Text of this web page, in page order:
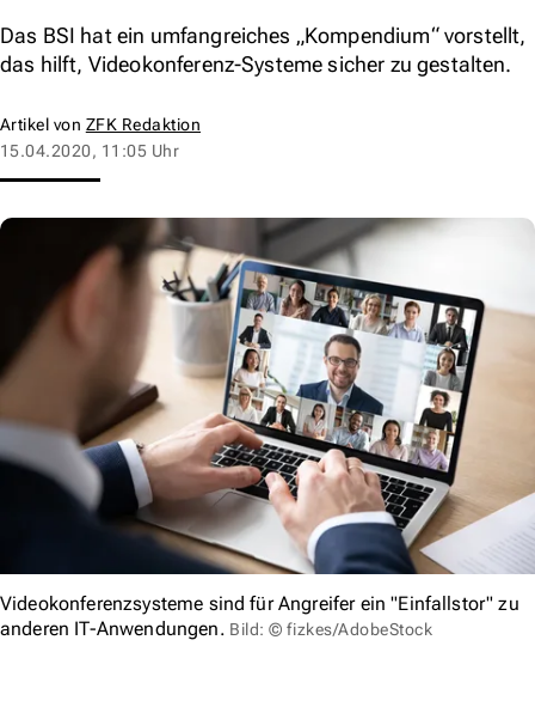
Das BSI hat ein umfangreiches „Kompendium“ vorstellt,
das hilft, Videokonferenz-Systeme sicher zu gestalten.
Artikel von ZFK Redaktion
15.04.2020, 11:05 Uhr
Videokonferenzsysteme sind für Angreifer ein "Einfallstor" zu
anderen IT-Anwendungen. Bild: © fizkes/AdobeStock